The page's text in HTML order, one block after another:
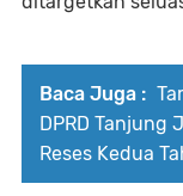
Baca Juga :
DPRD Tanjung
Reses Kedua